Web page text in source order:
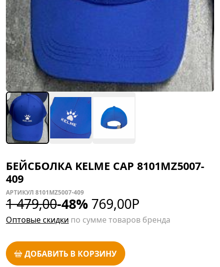
БЕЙСБОЛКА KELME CAP 8101MZ5007-
409
АРТИКУЛ 8101MZ5007-409
1 479,00-48% 769,00Р
Оптовые скидки по сумме товаров бренда
ДОБАВИТЬ В КОРЗИНУ